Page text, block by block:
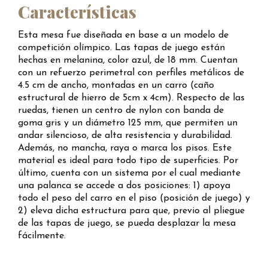
Características
Esta mesa fue diseñada en base a un modelo de
competición olímpico. Las tapas de juego están
hechas en melanina, color azul, de 18 mm. Cuentan
con un refuerzo perimetral con perfiles metálicos de
4.5 cm de ancho, montadas en un carro (caño
estructural de hierro de 5cm x 4cm). Respecto de las
ruedas, tienen un centro de nylon con banda de
goma gris y un diámetro 125 mm, que permiten un
andar silencioso, de alta resistencia y durabilidad.
Además, no mancha, raya o marca los pisos. Este
material es ideal para todo tipo de superficies. Por
último, cuenta con un sistema por el cual mediante
una palanca se accede a dos posiciones: 1) apoya
todo el peso del carro en el piso (posición de juego) y
2) eleva dicha estructura para que, previo al pliegue
de las tapas de juego, se pueda desplazar la mesa
fácilmente.